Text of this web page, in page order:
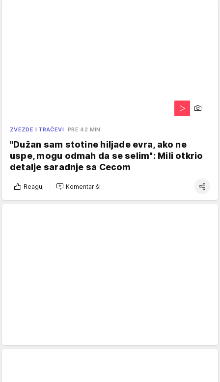
ZVEZDE I TRAČEVI PRE 42 MIN
"Dužan sam stotine hiljade evra, ako ne
uspe, mogu odmah da se selim": Mili otkrio
detalje saradnje sa Cecom
Reaguj Komentariši